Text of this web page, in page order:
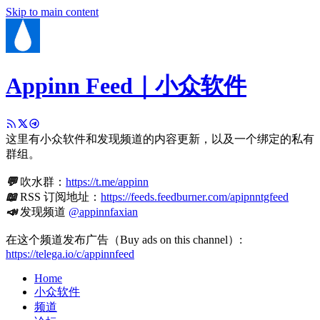
Skip to main content
Appinn Feed｜小众软件
这里有小众软件和发现频道的内容更新，以及一个绑定的私有
群组。
💬吹水群： https://t.me/appinn
📖RSS 订阅地址： https://feeds.feedburner.com/apipnntgfeed
📣发现频道 @appinnfaxian
在这个频道发布广告（Buy ads on this channel）:
https://telega.io/c/appinnfeed
Home
小众软件
频道